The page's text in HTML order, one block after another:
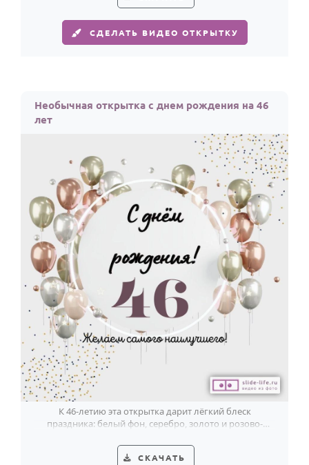
СДЕЛАТЬ ВИДЕО ОТКРЫТКУ
Необычная открытка с днем рождения на 46
лет
К 46-летию эта открытка дарит лёгкий блеск
праздника: белый фон, серебро, золото и розово-
СКАЧАТЬ